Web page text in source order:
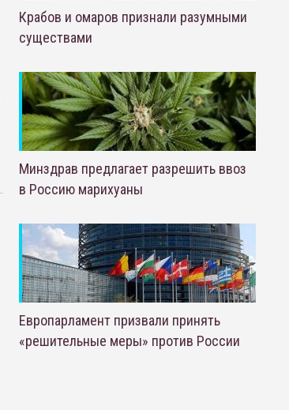
Крабов и омаров признали разумными
существами
Минздрав предлагает разрешить ввоз
в Россию марихуаны
Европарламент призвали принять
«решительные меры» против России